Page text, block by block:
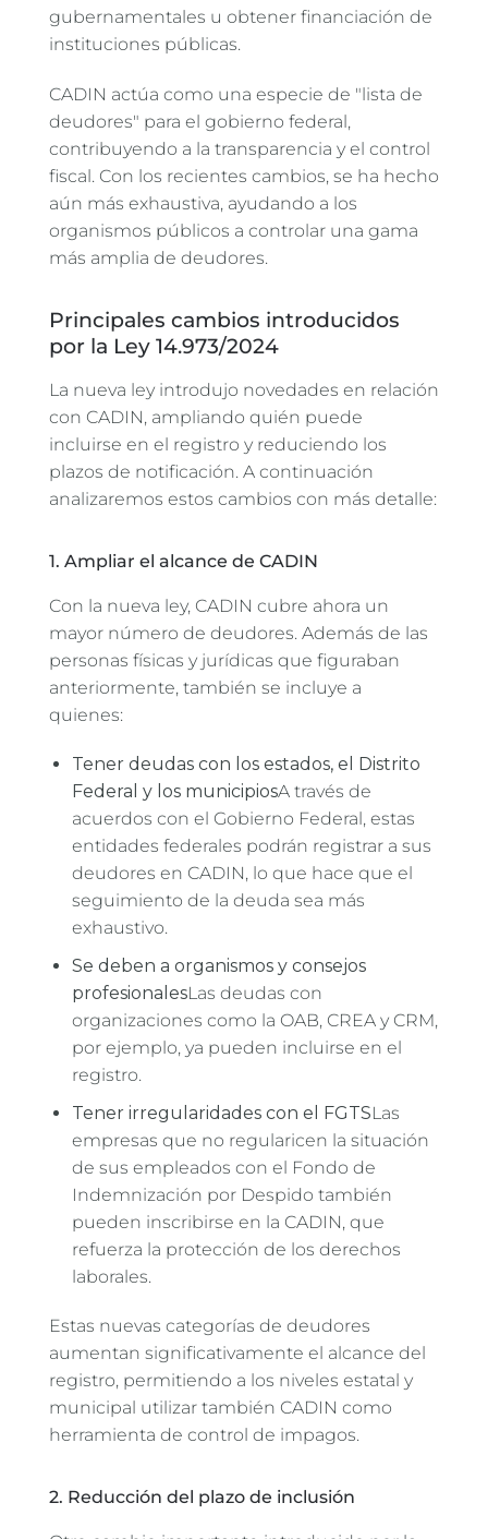
gubernamentales u obtener financiación de
instituciones públicas.
CADIN actúa como una especie de "lista de
deudores" para el gobierno federal,
contribuyendo a la transparencia y el control
fiscal. Con los recientes cambios, se ha hecho
aún más exhaustiva, ayudando a los
organismos públicos a controlar una gama
más amplia de deudores.
Principales cambios introducidos
por la Ley 14.973/2024
La nueva ley introdujo novedades en relación
con CADIN, ampliando quién puede
incluirse en el registro y reduciendo los
plazos de notificación. A continuación
analizaremos estos cambios con más detalle:
1. Ampliar el alcance de CADIN
Con la nueva ley, CADIN cubre ahora un
mayor número de deudores. Además de las
personas físicas y jurídicas que figuraban
anteriormente, también se incluye a
quienes:
Tener deudas con los estados, el Distrito
Federal y los municipiosA través de
acuerdos con el Gobierno Federal, estas
entidades federales podrán registrar a sus
deudores en CADIN, lo que hace que el
seguimiento de la deuda sea más
exhaustivo.
Se deben a organismos y consejos
profesionalesLas deudas con
organizaciones como la OAB, CREA y CRM,
por ejemplo, ya pueden incluirse en el
registro.
Tener irregularidades con el FGTSLas
empresas que no regularicen la situación
de sus empleados con el Fondo de
Indemnización por Despido también
pueden inscribirse en la CADIN, que
refuerza la protección de los derechos
laborales.
Estas nuevas categorías de deudores
aumentan significativamente el alcance del
registro, permitiendo a los niveles estatal y
municipal utilizar también CADIN como
herramienta de control de impagos.
2. Reducción del plazo de inclusión